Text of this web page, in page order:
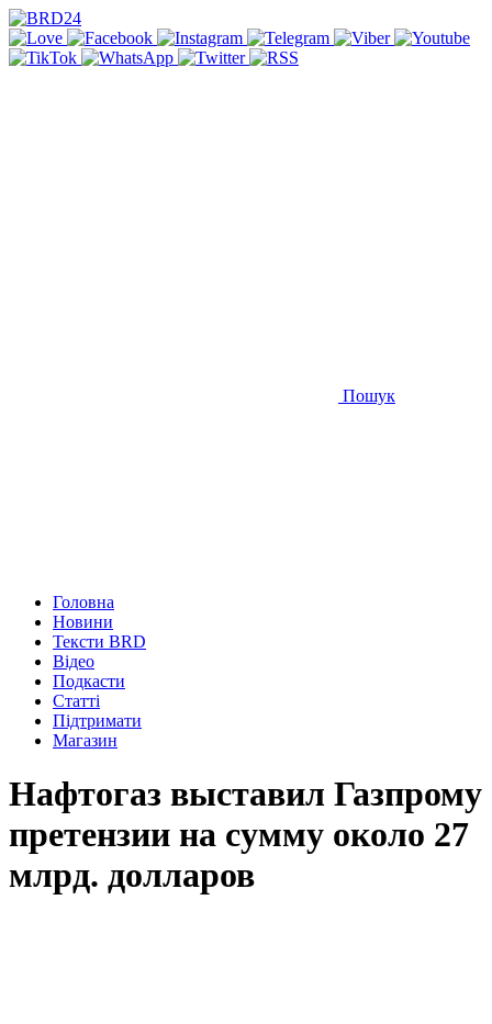
Пошук
Головна
Новини
Тексти BRD
Відео
Подкасти
Статті
Підтримати
Магазин
Нафтогаз выставил Газпрому
претензии на сумму около 27
млрд. долларов